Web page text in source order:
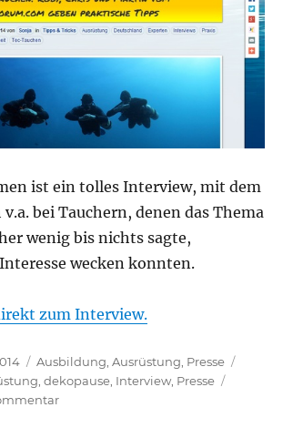
ist ein tolles Interview, mit dem
bei Tauchern, denen das Thema
wenig bis nichts sagte,
wecken konnten.
zum Interview.
Kategorien
Ausbildung ,Ausrüstung Presse
,dekopause Interview Presse
zu